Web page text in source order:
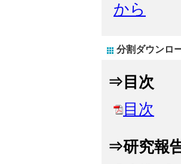
から
分割ダウンロ
⇒目次
目次
⇒研究報